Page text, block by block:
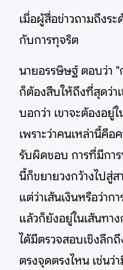
เมื่อผู้สื่อข่าวถามถึงระ
กับการทุจริต
นายอรรษิษฐ์ ตอบว่า "
ก็ต้องสืบให้ถึงที่สุดว่า
บอกว่า เขาจะต้องอยู่
เพราะว่าคนเหล่านี้คื
รับผิดชอบ การที่มีกา
นี้ก็ขยายวงกว้างไปสู่
แต่ว่าเส้นเงินหรือว่า
แล้วก็ยังอยู่ในเส้นทา
ได้มีตรวจสอบเชิงลึกถึ
ตรงจุดตรงไหน เช่นว่